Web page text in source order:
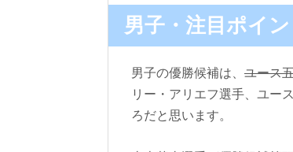
男子・注目ポイン
男子の優勝候補は、 ユース
リー・アリエフ選手、ユー
ろだと思います。